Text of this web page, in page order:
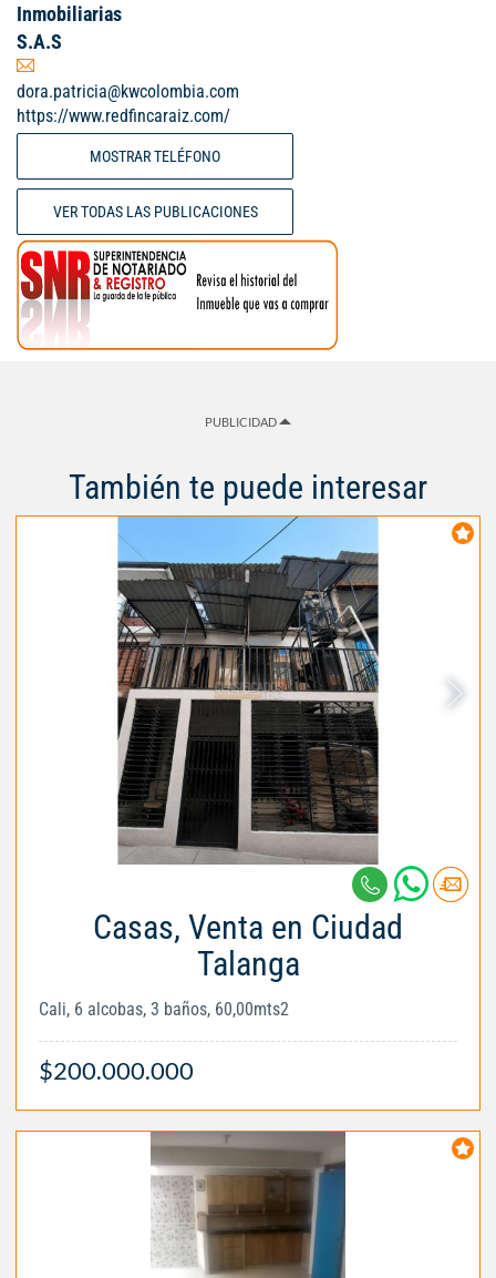
Inmobiliarias
S.A.S
dora.patricia@kwcolombia.com
https://www.redfincaraiz.com/
MOSTRAR TELÉFONO
VER TODAS LAS PUBLICACIONES
PUBLICIDAD
También te puede interesar
Casas, Venta en Ciudad
Talanga
Cali, 6 alcobas, 3 baños, 60,00mts2
$200.000.000